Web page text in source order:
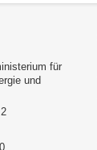
für
und